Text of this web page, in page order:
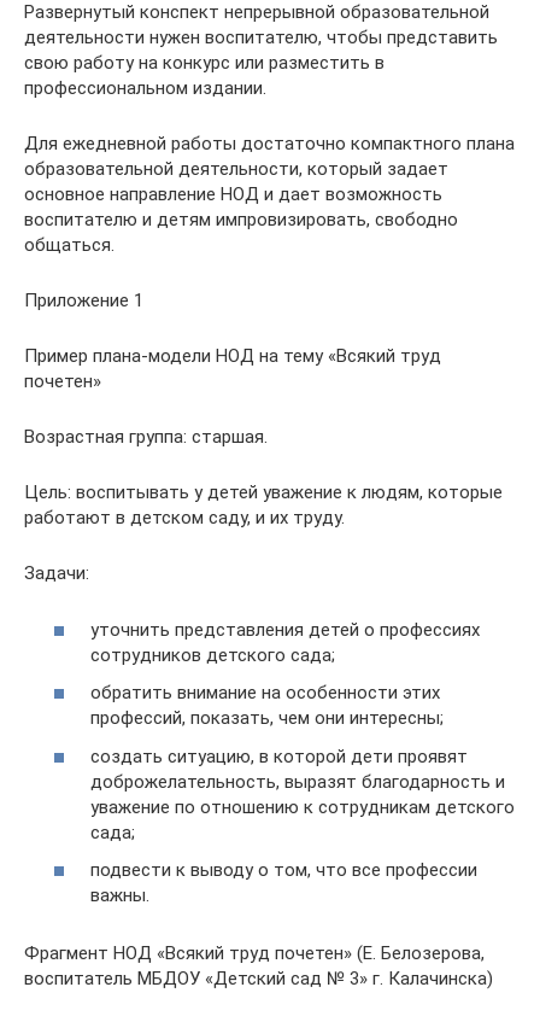
Развернутый конспект непрерывной образовательной
деятельности нужен воспитателю, чтобы представить
свою работу на конкурс или разместить в
профессиональном издании.
Для ежедневной работы достаточно компактного плана
образовательной деятельности, который задает
основное направление НОД и дает возможность
воспитателю и детям импровизировать, свободно
общаться.
Приложение 1
Пример плана-модели НОД на тему «Всякий труд
почетен»
Возрастная группа: старшая.
Цель: воспитывать у детей уважение к людям, которые
работают в детском саду, и их труду.
Задачи:
уточнить представления детей о профессиях
сотрудников детского сада;
обратить внимание на особенности этих
профессий, показать, чем они интересны;
создать ситуацию, в которой дети проявят
доброжелательность, выразят благодарность и
уважение по отношению к сотрудникам детского
сада;
подвести к выводу о том, что все профессии
важны.
Фрагмент НОД «Всякий труд почетен» (Е. Белозерова,
воспитатель МБДОУ «Детский сад № 3» г. Калачинска)